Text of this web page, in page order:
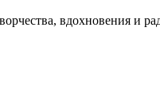
вдохновения и